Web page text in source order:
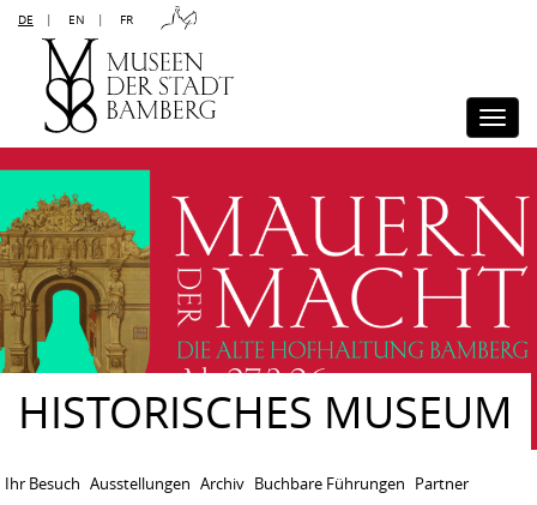
DE EN FR
Kontakt Sitemap Impressum
Disclaimer
Presse
HISTORISCHES MUSEUM
Ihr Besuch Ausstellungen Archiv Buchbare Führungen Partner